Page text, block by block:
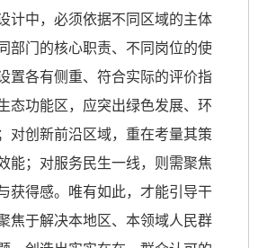
计中，必须依据不同区域的主体
部门的核心职责、不同岗位的使
置各有侧重、符合实际的评价指
态功能区，应突出绿色发展、环
对创新前沿区域，重在考量其策
能；对服务民生一线，则需聚焦
获得感。唯有如此，才能引导干
焦于解决本地区、本领域人民群